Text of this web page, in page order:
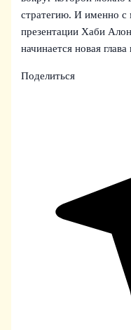
стратегию. И именно
презентации Хаби
начинается новая
Поделиться